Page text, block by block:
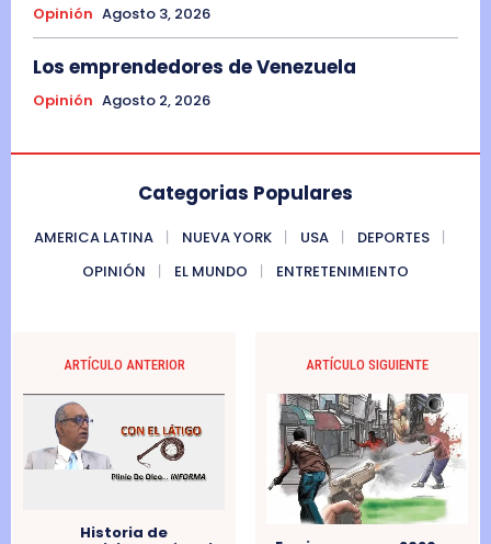
Opinión Agosto 3, 2026
Los emprendedores de Venezuela
Opinión Agosto 2, 2026
Categorias Populares
AMERICA LATINA NUEVA YORK USA
DEPORTES
OPINIÓN
EL MUNDO ENTRETENIMIENTO
ARTÍCULO ANTERIOR
Historia de
ARTÍCULO SIGUIENTE